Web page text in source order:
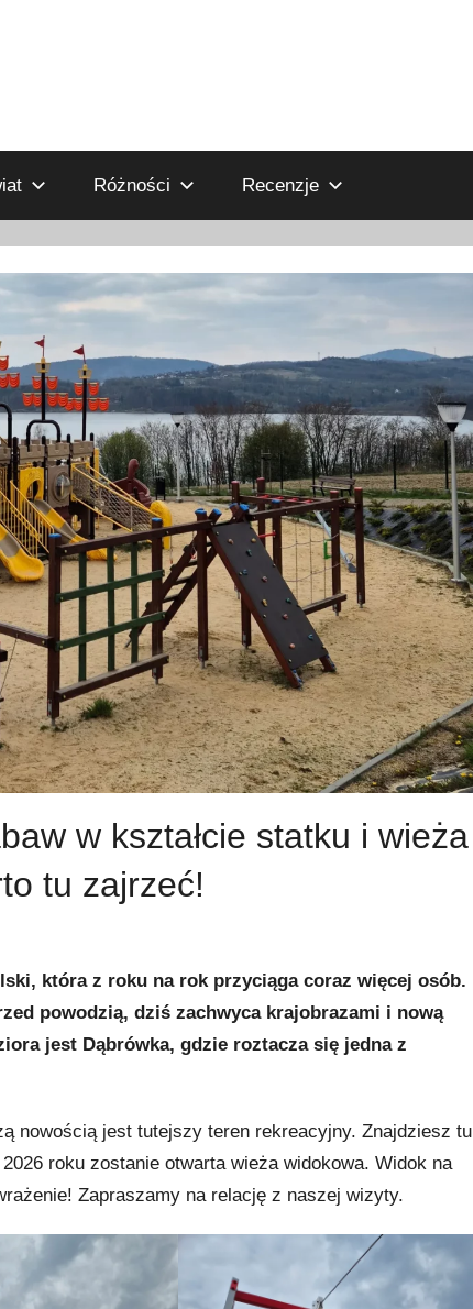
Różności Recenzje
w kształcie statku i wieża
tu zajrzeć!
która z roku na rok przyciąga coraz więcej osób.
powodzią, dziś zachwyca krajobrazami i nową
jest Dąbrówka, gdzie roztacza się jedna z
nowością jest tutejszy teren rekreacyjny. Znajdziesz tu
roku zostanie otwarta wieża widokowa. Widok na
Zapraszamy na relację z naszej wizyty.